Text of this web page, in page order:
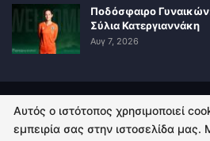
Ποδόσφαιρο
Σύλια Κατεργιαννάκη
Αυγ 7, 2026
ΠΟΛΙΤΙΚΗ ΑΠΟΡΡΗΤΟΥ
Αυτός ο ιστότοπος χρησιμοποιεί
εμπειρία σας στην ιστοσελίδα